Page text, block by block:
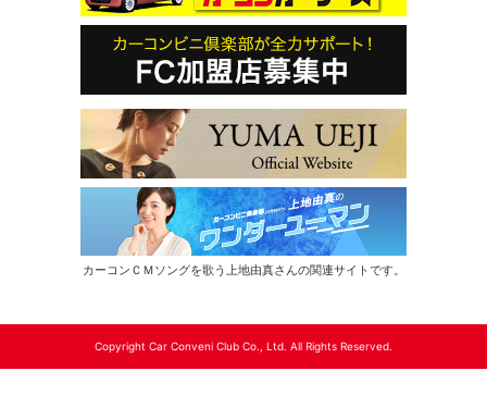
カーコンＣＭソングを歌う上地由真さんの関連サイトです。
Copyright Car Conveni Club Co., Ltd. All Rights Reserved.